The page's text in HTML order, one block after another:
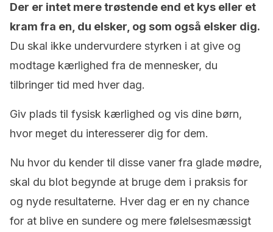
Der er intet mere trøstende end et kys eller et
kram fra en, du elsker, og som også elsker dig.
Du skal ikke undervurdere styrken i at give og
modtage kærlighed fra de mennesker, du
tilbringer tid med hver dag.
Giv plads til fysisk kærlighed og vis dine børn,
hvor meget du interesserer dig for dem.
Nu hvor du kender til disse vaner fra glade mødre,
skal du blot begynde at bruge dem i praksis for
og nyde resultaterne. Hver dag er en ny chance
for at blive en sundere og mere følelsesmæssigt